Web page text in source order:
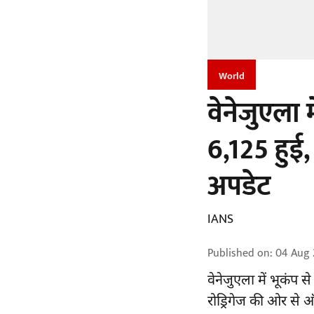
World
वेनेजुएला
6,125
अपडेट
IANS
Published on:04 Aug
वेनेजुएला मेंभूकंपसे
रोड्रिगेज की ओर से